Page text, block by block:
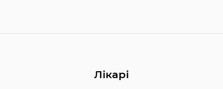
Лікарі